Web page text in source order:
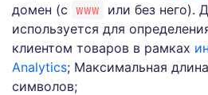
домен (с www или без него).
используется для
клиентом товаров в рамках
Analytics; Максимальная
символов;